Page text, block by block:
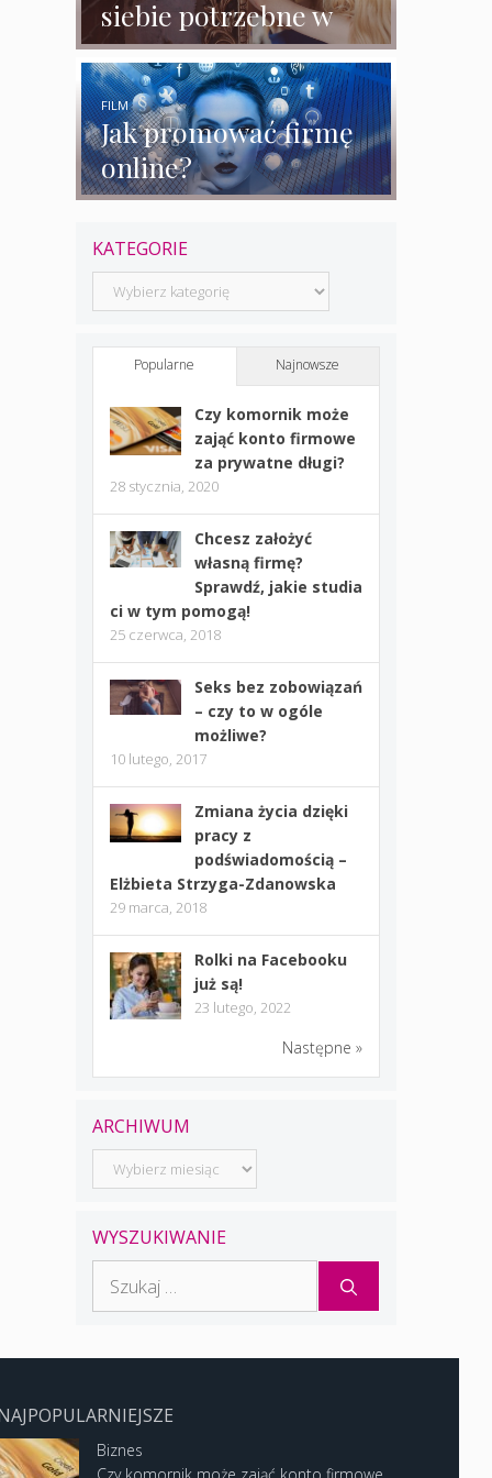
siebie potrzebne w
biznesie?
Jak promować firmę
online?
FILM
KATEGORIE
Kategorie
Popularne Najnowsze
Czy komornik może
zająć konto firmowe
za prywatne długi?
28 stycznia, 2020
Chcesz założyć
własną firmę?
Sprawdź, jakie studia
ci w tym pomogą!
25 czerwca, 2018
Seks bez zobowiązań
– czy to w ogóle
możliwe?
10 lutego, 2017
Zmiana życia dzięki
pracy z
podświadomością –
Elżbieta Strzyga-Zdanowska
29 marca, 2018
Rolki na Facebooku
już są!
23 lutego, 2022
Następne »
ARCHIWUM
Archiwum
WYSZUKIWANIE
Biznes